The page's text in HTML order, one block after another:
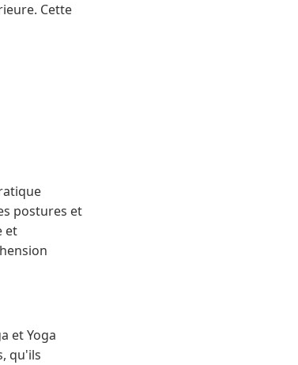
Cette
postures et
et
et Yoga
qu'ils